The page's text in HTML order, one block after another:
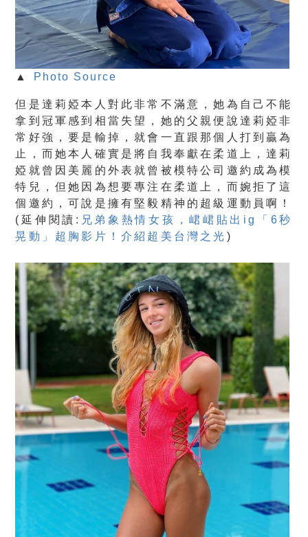
▲ Photo Source
但是達莉婭本人對此非常不滿意，她為自己不能
拿到冠軍感到相當失望，她的父親便說達莉婭非
常好強，要是輸掉，就會一直跟那個人打到贏為
止，而她本人確實是將自我奉獻在柔道上，達莉
婭就曾因美麗的外表就曾被模特公司邀約成為模
特兒，但她因為想要專注在柔道上，而婉拒了這
個邀約，可說是擁有堅毅精神的超級運動員啊！
(延伸閱讀: 兄弟象熱情女孩，峮峮貼出ig「6秒
晃動」超胸影片！介紹超美台灣之光 )